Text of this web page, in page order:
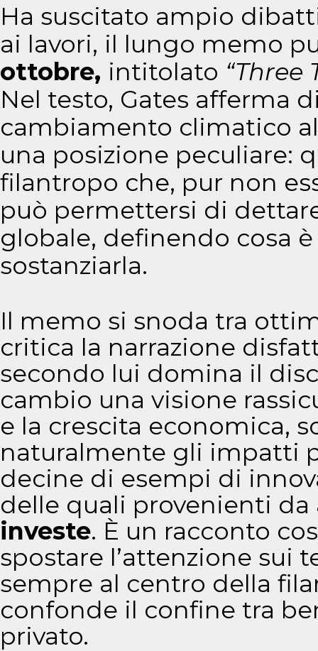
Ha suscitato ampio
ai lavori, il lungo memo
ottobre, intitolato “Three
Nel testo, Gates afferma
cambiamento climatico
una posizione peculiare:
filantropo che, pur non
può permettersi di
globale, definendo cosa
sostanziarla.
Il memo si snoda tra
critica la narrazione
secondo lui domina il
cambio una visione
e la crescita economica,
naturalmente gli impatti
decine di esempi di
delle quali provenienti da
investe. È un racconto
spostare l’attenzione sui
sempre al centro della
confonde il confine tra
privato.